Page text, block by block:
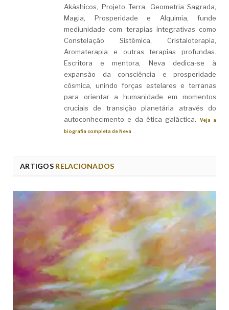
Akáshicos, Projeto Terra, Geometria Sagrada,
Magia, Prosperidade e Alquimia, funde
mediunidade com terapias integrativas como
Constelação Sistêmica, Cristaloterapia,
Aromaterapia e outras terapias profundas.
Escritora e mentora, Neva dedica-se à
expansão da consciência e prosperidade
cósmica, unindo forças estelares e terranas
para orientar a humanidade em momentos
cruciais de transição planetária através do
autoconhecimento e da ética galáctica.
Veja a
biografia completa de Neva
ARTIGOSRELACIONADOS